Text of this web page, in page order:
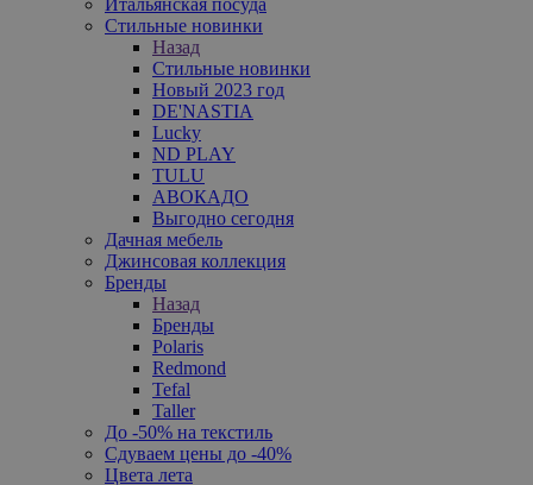
Стильные новинки
Назад
Стильные новинки
Новый 2023 год
DE'NASTIA
Lucky
ND PLAY
TULU
АВОКАДО
Выгодно сегодня
Дачная мебель
Джинсовая коллекция
Бренды
Назад
Бренды
Polaris
Redmond
Tefal
Taller
До -50% на текстиль
Сдуваем цены до -40%
Цвета лета